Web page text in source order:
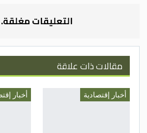
المقدرة كلفته بحوالي ملياري
والمستنزفة منذ سنوات
إيجابيا على القطاع الزراعي
ولفت إلى أن هناك شكاوى جراء
في محافظات المملكة باستثناء
التعليقات مغلقة.
مقالات ذات علاقة
أخبار إقتصادية أخبار